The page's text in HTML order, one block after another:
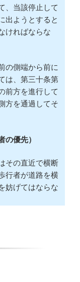
、当該停止して
出ようとすると
ければならな
の側端から前に
は、第三十条第
前方を進行して
方を通過してそ
の優先）
その直近で横断
行者が道路を横
妨げてはならな